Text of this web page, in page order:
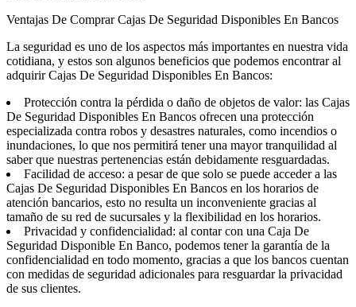
Ventajas De Comprar Cajas De Seguridad Disponibles En Bancos
La seguridad es uno de los aspectos más importantes en nuestra vida
cotidiana, y estos son algunos beneficios que podemos encontrar al
adquirir Cajas De Seguridad Disponibles En Bancos:
Protección contra la pérdida o daño de objetos de valor: las Cajas
De Seguridad Disponibles En Bancos ofrecen una protección
especializada contra robos y desastres naturales, como incendios o
inundaciones, lo que nos permitirá tener una mayor tranquilidad al
saber que nuestras pertenencias están debidamente resguardadas.
Facilidad de acceso: a pesar de que solo se puede acceder a las
Cajas De Seguridad Disponibles En Bancos en los horarios de
atención bancarios, esto no resulta un inconveniente gracias al
tamaño de su red de sucursales y la flexibilidad en los horarios.
Privacidad y confidencialidad: al contar con una Caja De
Seguridad Disponible En Banco, podemos tener la garantía de la
confidencialidad en todo momento, gracias a que los bancos cuentan
con medidas de seguridad adicionales para resguardar la privacidad
de sus clientes.